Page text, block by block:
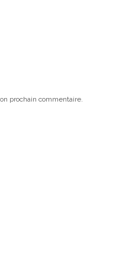
prochain commentaire.